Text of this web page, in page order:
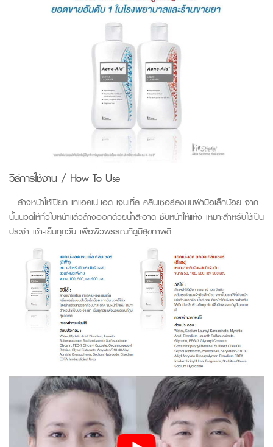
วิธีการใช้งาน / How To Use
– ล้างหน้าให้เปียก เทแอคเน่-เอด เจนเทิ่ล คลีนเซอร์ลงบนฝ่ามือเล็กน้อย จาก
นั้นนวดให้ทั่วใบหน้าแล้วล้างออกด้วยน้ำสะอาด ซับหน้าให้แห้ง เหมาะสำหรับใช้เป็น
ประจำ เช้า-เย็นทุกวัน เพื่อผิวพรรณที่ดูมีสุขภาพดี